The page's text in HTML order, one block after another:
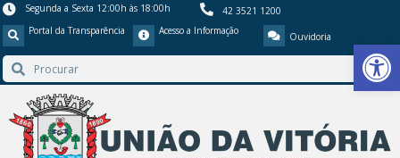
Barra de
Segunda a Sexta 12:00h às 18:00h
42 3521 1200
Portal da Transparência
Acesso a Informação Ouvidoria